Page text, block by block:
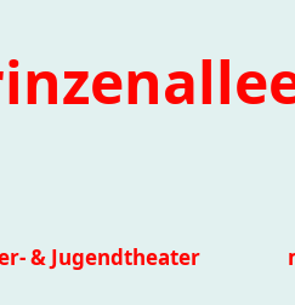
& Jugendtheater